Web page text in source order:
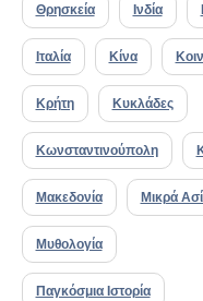
Θρησκεία Ινδία
Ιταλία Κίνα
Κρήτη Κυκλάδες
Κωνσταντινούπολη
Μακεδονία Μικρά
Μυθολογία
Παγκόσμια Ιστορία